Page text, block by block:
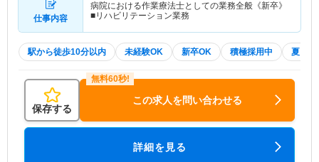
仕事内容
病院における作業療法士としての業務全般《新卒》
■リハビリテーション業務
駅から徒歩10分以内 未経験OK 新卒OK 積極採用中 夏～秋
保存する
この求人を問い合わせる
詳細を見る